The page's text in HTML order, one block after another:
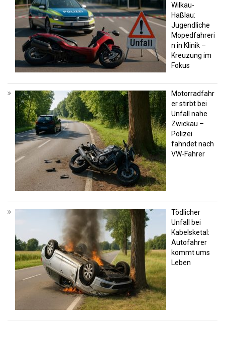
Wilkau-
Haßlau:
Jugendliche
Mopedfahreri
n in Klinik –
Kreuzung im
Fokus
Motorradfahr
er stirbt bei
Unfall nahe
Zwickau –
Polizei
fahndet nach
VW-Fahrer
Tödlicher
Unfall bei
Kabelsketal:
Autofahrer
kommt ums
Leben